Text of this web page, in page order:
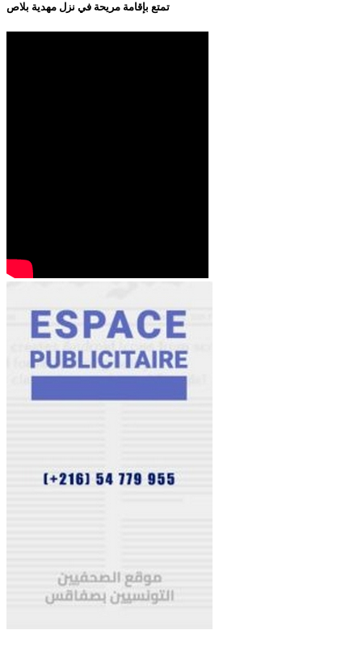
تمتع بإقامة مريحة في نزل مهدية بلاص